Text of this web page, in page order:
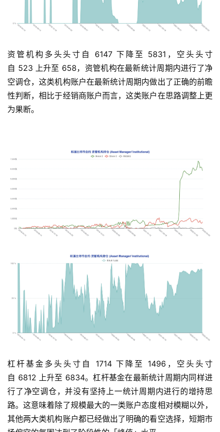
资管机构多头头寸自 6147 下降至 5831，空头头寸
自 523 上升至 658，资管机构在最新统计周期内进行了净
空调仓，这类机构账户在最新统计周期内做出了正确的前瞻
性判断，相比于经销商账户而言，这类账户在思路调整上更
为果断。
杠杆基金多头头寸自 1714 下降至 1496，空头头寸
自 6812 上升至 6834。杠杆基金在最新统计周期内同样进
行了净空调仓，并没有坚持上一统计周期内进行的增持思
路。这意味着除了规模最大的一类账户态度相对模糊以外，
其他两大类机构账户都已经做出了明确的看空选择，短期市